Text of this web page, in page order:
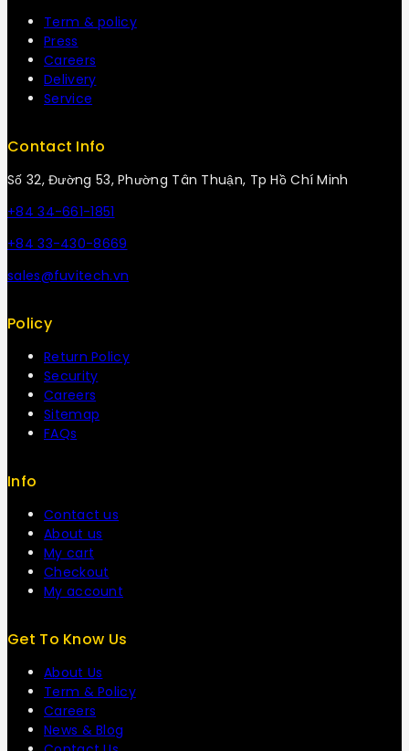
Term & policy
Press
Careers
Delivery
Service
Contact Info
Số 32, Đường 53, Phường Tân Thuận, Tp Hồ Chí Minh
+84 34-661-1851
+84 33-430-8669
sales@fuvitech.vn
Policy
Return Policy
Security
Careers
Sitemap
FAQs
Info
Contact us
About us
My cart
Checkout
My account
Get To Know Us
About Us
Term & Policy
Careers
News & Blog